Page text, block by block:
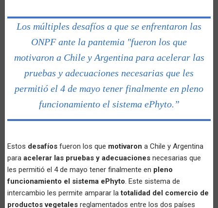
Los múltiples desafíos a que se enfrentaron las
ONPF ante la pantemia "fueron los que
motivaron a Chile y Argentina para acelerar las
pruebas y adecuaciones necesarias que les
permitió el 4 de mayo tener finalmente en pleno
funcionamiento el sistema ePhyto.”
Estos desafíos fueron los que motivaron a Chile y Argentina
para acelerar las pruebas y adecuaciones necesarias que
les permitió el 4 de mayo tener finalmente en pleno
funcionamiento el sistema ePhyto. Este sistema de
intercambio les permite amparar latotalidad del comercio de
productos vegetales reglamentados entre los dos países